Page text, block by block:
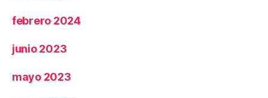
febrero 2024
junio 2023
mayo 2023